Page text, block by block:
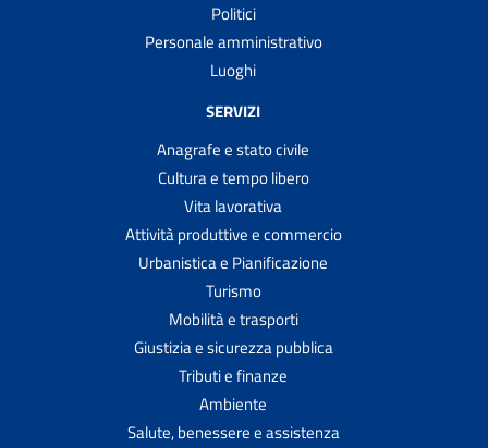
Politici
Personale amministrativo
Luoghi
SERVIZI
Anagrafe e stato civile
Cultura e tempo libero
Vita lavorativa
Attività produttive e commercio
Urbanistica e Pianificazione
Turismo
Mobilità e trasporti
Giustizia e sicurezza pubblica
Tributi e finanze
Ambiente
Salute, benessere e assistenza